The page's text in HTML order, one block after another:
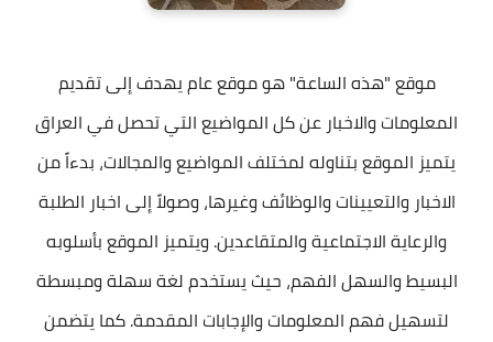
موقع "هذه الساعة" هو موقع عام يهدف إلى تقديم
المعلومات والاخبار عن كل المواضيع التي تحصل في العراق
يتميز الموقع بتناوله لمختلف المواضيع والمجالات، بدءاً من
الاخبار والتعيينات والوظائف وغيرها، وصولاً إلى اخبار الطلبة
والرعاية الاجتماعية والمتقاعدين. ويتميز الموقع بأسلوبه
البسيط والسهل الفهم، حيث يستخدم لغة سهلة ومبسطة
لتسهيل فهم المعلومات والإجابات المقدمة. كما يتضمن